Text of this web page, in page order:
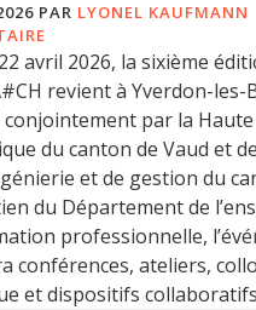
PAR LYONEL KAUFMANN
avril 2026, la sixième
revient à Yverdon-les-
par la Haute
du canton de Vaud et
et de gestion du
du Département de
professionnelle,
conférences, ateliers,
et dispositifs